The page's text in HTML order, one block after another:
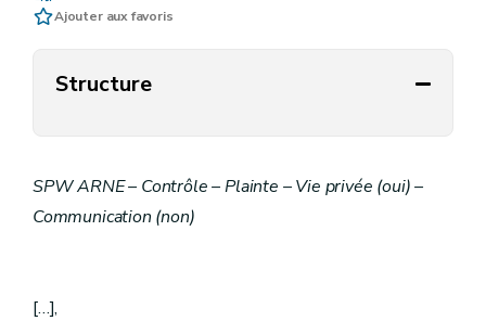
Ajouter aux favoris
Structure
SPW ARNE – Contrôle – Plainte – Vie privée (oui) –
Communication (non)
[…],